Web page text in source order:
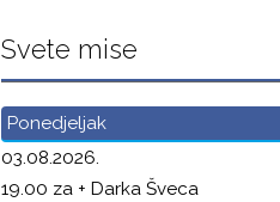
Svete mise
Ponedjeljak
03.08.2026.
19.00 za + Darka Šveca